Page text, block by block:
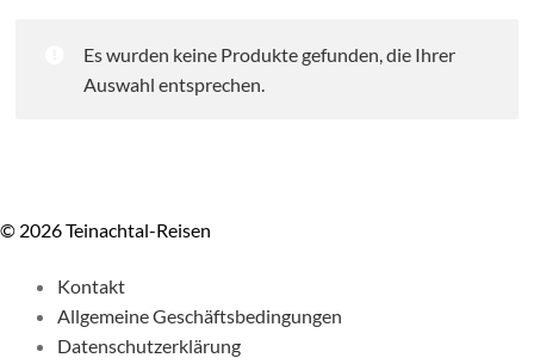
Es wurden keine Produkte gefunden, die Ihrer
Auswahl entsprechen.
© 2026 Teinachtal-Reisen
Kontakt
Allgemeine Geschäftsbedingungen
Datenschutzerklärung